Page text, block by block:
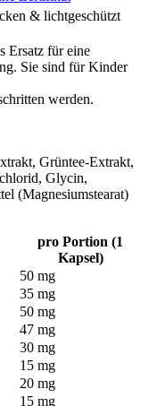
& lichtgeschützt
Ersatz für eine
Sie sind für Kinder
werden.
Grüntee-Extrakt,
Glycin,
(Magnesiumstearat)
pro Portion (1
Kapsel)
50 mg
35 mg
50 mg
47 mg
30 mg
15 mg
20 mg
15 mg